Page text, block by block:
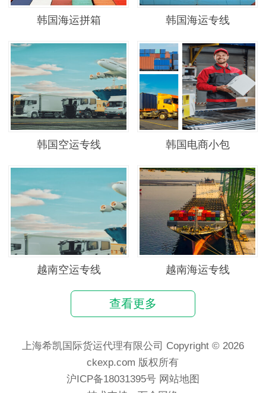
韩国海运拼箱 韩国海运专线
韩国空运专线 韩国电商小包
越南空运专线 越南海运专线
查看更多
上海希凯国际货运代理有限公司 Copyright © 2026
ckexp.com 版权所有
沪ICP备18031395号 网站地图